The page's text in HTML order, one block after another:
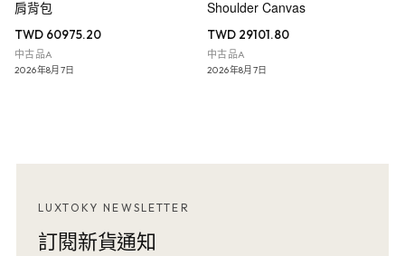
肩背包
TWD 60975.20
中古品A
2026年8月7日
Shoulder Canvas
TWD 29101.80
中古品A
2026年8月7日
LUXTOKY NEWSLETTER
訂閱新貨通知